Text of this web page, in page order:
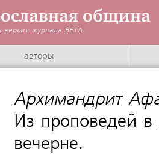
община
версия журнала BETA
авторы
Архимандрит
Из проповедей
вечерне.